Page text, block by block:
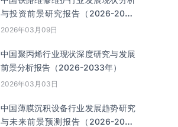
与投资前景研究报告（2026-2033
年）
2026年03月09日
中国聚丙烯行业现状深度研究与发展
前景分析报告（2026-2033年）
2026年03月03日
中国薄膜沉积设备行业发展趋势研究
与未来前景预测报告（2026-2033